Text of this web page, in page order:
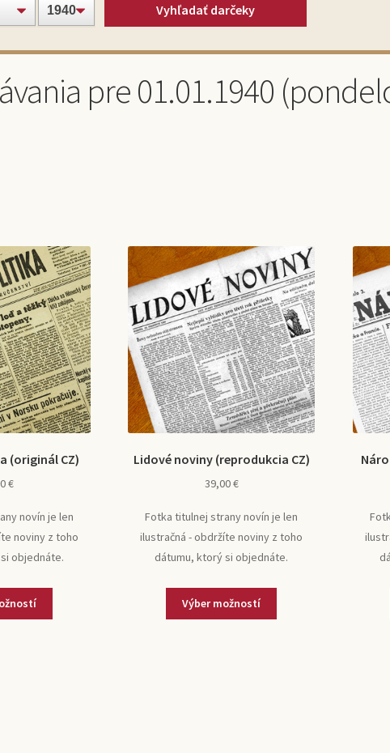
Vyhľadať darčeky
pre 01.01.1940
(originál CZ)
€
novín je len
noviny z toho
objednáte.
Lidové noviny (reprodukcia CZ)
39,00€
Fotka titulnej strany novín je len
ilustračná - obdržíte noviny z toho
dátumu, ktorý si objednáte.